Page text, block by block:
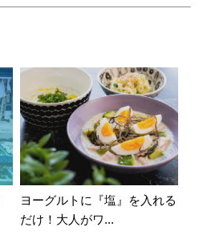
ヨーグルトに『塩』を入れる
だけ！大人がワ...